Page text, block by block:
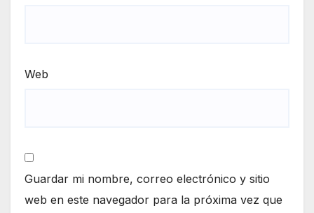
Web
Guardar mi nombre, correo electrónico y sitio
web en este navegador para la próxima vez que